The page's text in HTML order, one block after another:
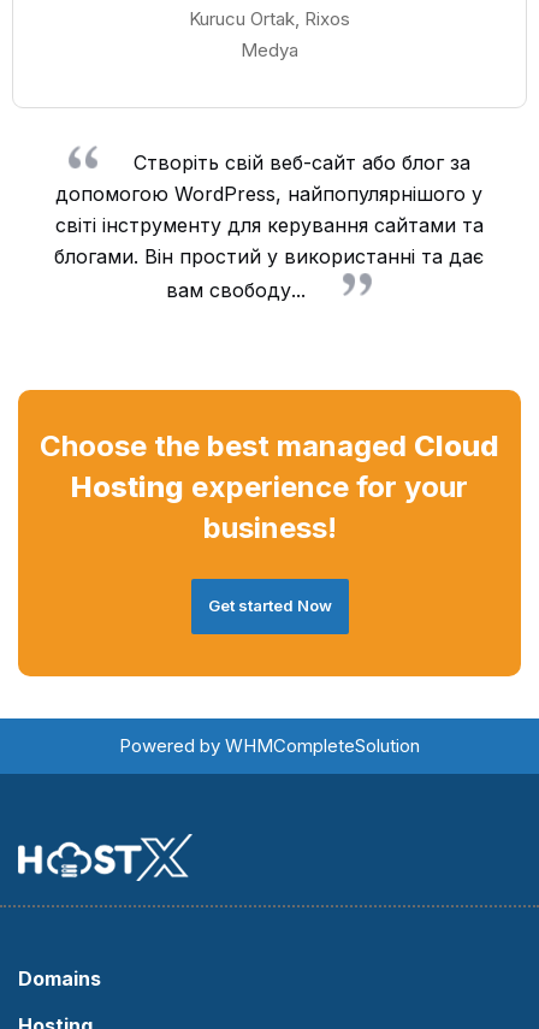
Kurucu Ortak, Rixos
Medya
Створіть свій веб-сайт або блог за
допомогою WordPress, найпопулярнішого у
світі інструменту для керування сайтами та
блогами. Він простий у використанні та дає
вам свободу...
Choose the best managed Cloud
Hosting experience for your
business!
Get started Now
Powered by WHMCompleteSolution
Domains